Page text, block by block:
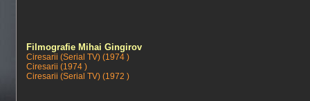
Filmografie Mihai Gingirov
Ciresarii (Serial TV) (1974 )
Ciresarii (1974 )
Ciresarii (Serial TV) (1972 )